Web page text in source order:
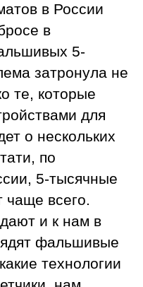
в России
в
5-
затронула не
те, которые
для
о нескольких
по
5-тысячные
чаще всего.
и к нам в
фальшивые
технологии